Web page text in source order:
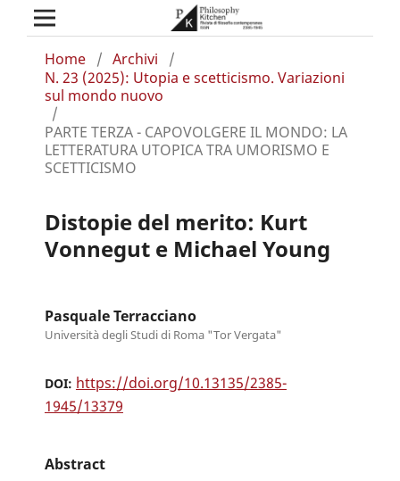
Home / Archivi
/
N. 23 (2025): Utopia e scetticismo. Variazioni
sul mondo nuovo
/
PARTE TERZA - CAPOVOLGERE IL MONDO: LA
LETTERATURA UTOPICA TRA UMORISMO E
SCETTICISMO
Distopie del merito: Kurt
Vonnegut e Michael Young
Pasquale Terracciano
Università degli Studi di Roma "Tor Vergata"
DOI: https://doi.org/10.13135/2385-
1945/13379
Abstract